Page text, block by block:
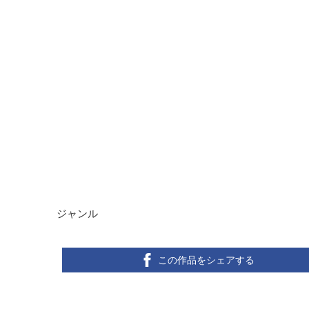
ジャンル
この作品をシェアする